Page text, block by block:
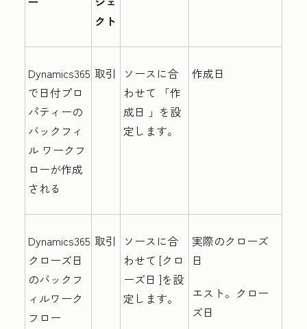
クト
Dynamics365
で日付プロ
パティーの
バックフィ
ル ワークフ
ローが作成
される
取引
ソースに合
わせて
「作
成日 」を設
定します。
作成日
Dynamics365
クローズ日
のバックフ
ィルワーク
フロー
取引
ソースに合
わせて [クロ
ーズ日 ]を設
定します。
実際のクローズ
日
エスト。クロー
ズ日